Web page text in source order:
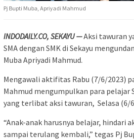
Pj Bupti Muba, Apriyadi Mahmud
INDODAILY.CO, SEKAYU —Aksi tawuran
SMA dengan SMK di Sekayu
Muba Apriyadi Mahmud.
Mengawali aktifitas Rabu (7/6/2023)
Mahmud mengumpulkan para pelajar
yang terlibat aksi tawuran, Selasa (6/
“Anak-anak harusnya belajar, hindari
sampai terulang kembali,” tegas Pj